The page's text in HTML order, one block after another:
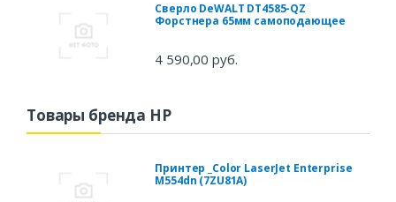
Сверло DeWALT DT4585-QZ
Форстнера 65мм самоподающее
4 590,00 руб.
Товары бренда HP
Принтер _Color LaserJet Enterprise
M554dn (7ZU81A)